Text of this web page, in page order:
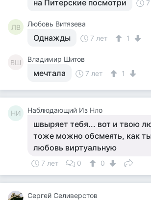
на Питерские посмотри
ЛВ Любовь Витязева
Однажды 7 лет 1
ВШ Владимир Шитов
мечтала 7 лет 1
НИ Наблюдающий Из Нло
швыряет тебя... вот и твою
тоже можно обсмеять, как
любовь виртуальную
7 лет 0 0
Сергей Селиверстов